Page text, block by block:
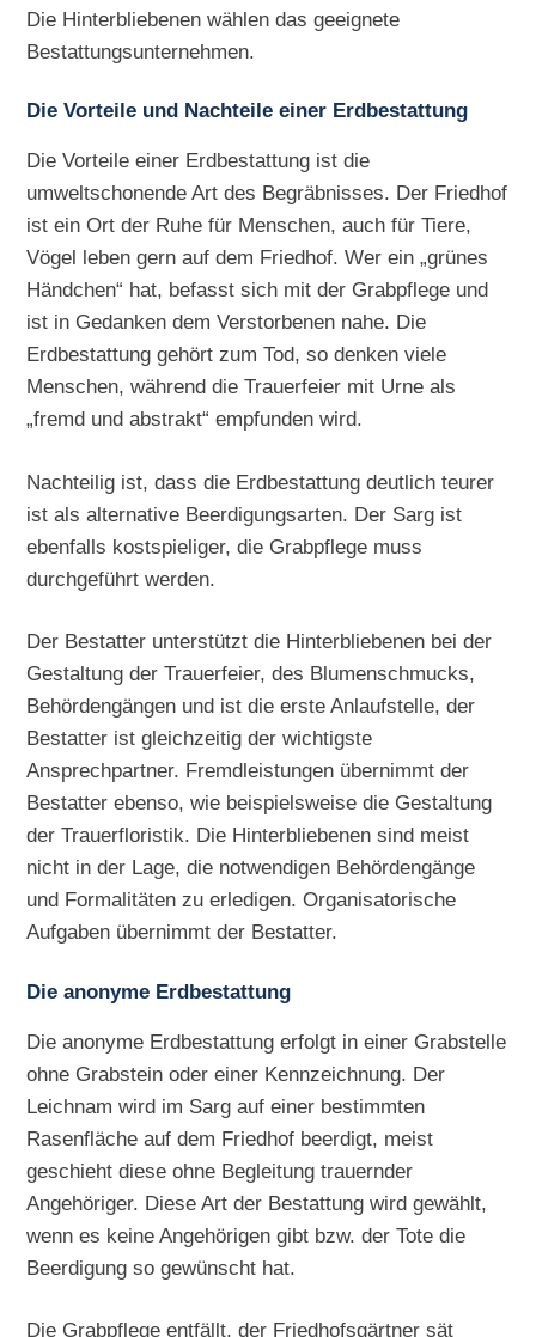
Die Hinterbliebenen wählen das geeignete
Bestattungsunternehmen.
Die Vorteile und Nachteile einer Erdbestattung
Die Vorteile einer Erdbestattung ist die
umweltschonende Art des Begräbnisses. Der Friedhof
ist ein Ort der Ruhe für Menschen, auch für Tiere,
Vögel leben gern auf dem Friedhof. Wer ein „grünes
Händchen“ hat, befasst sich mit der Grabpflege und
ist in Gedanken dem Verstorbenen nahe. Die
Erdbestattung gehört zum Tod, so denken viele
Menschen, während die Trauerfeier mit Urne als
„fremd und abstrakt“ empfunden wird.
Nachteilig ist, dass die Erdbestattung deutlich teurer
ist als alternative Beerdigungsarten. Der Sarg ist
ebenfalls kostspieliger, die Grabpflege muss
durchgeführt werden.
Der Bestatter unterstützt die Hinterbliebenen bei der
Gestaltung der Trauerfeier, des Blumenschmucks,
Behördengängen und ist die erste Anlaufstelle, der
Bestatter ist gleichzeitig der wichtigste
Ansprechpartner. Fremdleistungen übernimmt der
Bestatter ebenso, wie beispielsweise die Gestaltung
der Trauerfloristik. Die Hinterbliebenen sind meist
nicht in der Lage, die notwendigen Behördengänge
und Formalitäten zu erledigen. Organisatorische
Aufgaben übernimmt der Bestatter.
Die anonyme Erdbestattung
Die anonyme Erdbestattung erfolgt in einer Grabstelle
ohne Grabstein oder einer Kennzeichnung. Der
Leichnam wird im Sarg auf einer bestimmten
Rasenfläche auf dem Friedhof beerdigt, meist
geschieht diese ohne Begleitung trauernder
Angehöriger. Diese Art der Bestattung wird gewählt,
wenn es keine Angehörigen gibt bzw. der Tote die
Beerdigung so gewünscht hat.
Die Grabpflege entfällt, der Friedhofsgärtner sät